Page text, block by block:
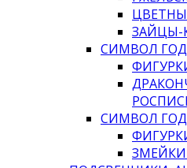
СИМВОЛ
СИМВОЛ